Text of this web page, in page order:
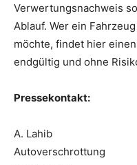
Verwertungsnachweis
Ablauf. Wer ein
möchte, findet hier
endgültig und ohne
Pressekontakt:
A. Lahib
Autoverschrottung